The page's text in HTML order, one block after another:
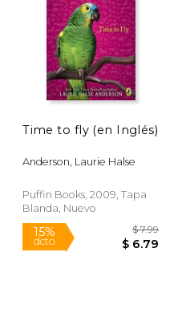
15%
dcto.
Time to fly (en Inglés)
Anderson, Laurie Halse
Puffin Books, 2009, Tapa
Blanda, Nuevo